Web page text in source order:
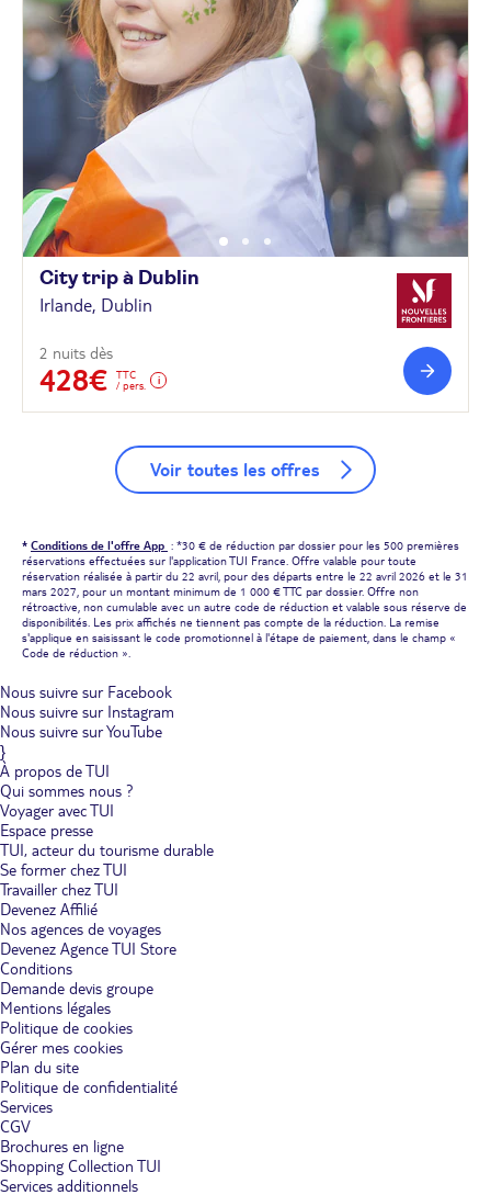
City trip à Dublin
Irlande, Dublin
2 nuits dès
428€
TTC
/ pers.
Voir toutes les offres
* Conditions de l'offre App : *30 € de réduction par dossier pour les 500 premières
réservations effectuées sur l'application TUI France. Offre valable pour toute
réservation réalisée à partir du 22 avril, pour des départs entre le 22 avril 2026 et le 31
mars 2027, pour un montant minimum de 1 000 € TTC par dossier. Offre non
rétroactive, non cumulable avec un autre code de réduction et valable sous réserve de
disponibilités. Les prix affichés ne tiennent pas compte de la réduction. La remise
s'applique en saisissant le code promotionnel à l'étape de paiement, dans le champ «
Code de réduction ».
Nous suivre sur Facebook
Nous suivre sur Instagram
Nous suivre sur YouTube
}
À propos de TUI
Qui sommes nous ?
Voyager avec TUI
Espace presse
TUI, acteur du tourisme durable
Se former chez TUI
Travailler chez TUI
Devenez Affilié
Nos agences de voyages
Devenez Agence TUI Store
Conditions
Demande devis groupe
Mentions légales
Politique de cookies
Gérer mes cookies
Plan du site
Politique de confidentialité
Services
CGV
Brochures en ligne
Shopping Collection TUI
Services additionnels